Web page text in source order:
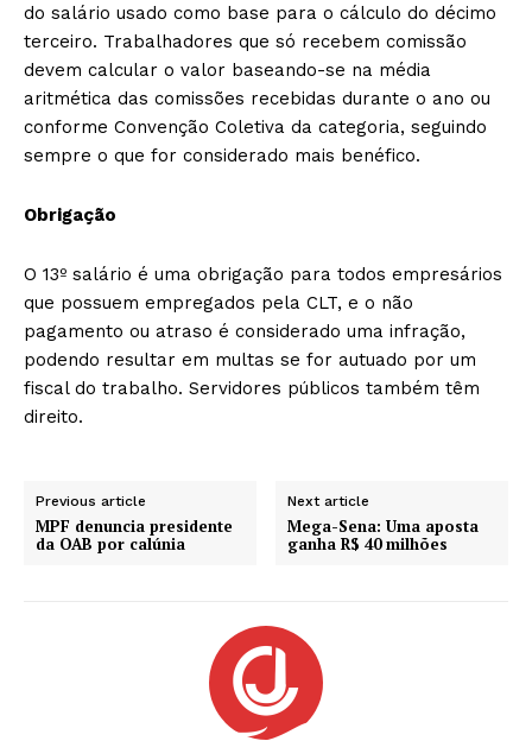
do salário usado como base para o cálculo do décimo
terceiro. Trabalhadores que só recebem comissão
devem calcular o valor baseando-se na média
aritmética das comissões recebidas durante o ano ou
conforme Convenção Coletiva da categoria, seguindo
sempre o que for considerado mais benéfico.
Obrigação
O 13º salário é uma obrigação para todos empresários
que possuem empregados pela CLT, e o não
pagamento ou atraso é considerado uma infração,
podendo resultar em multas se for autuado por um
fiscal do trabalho. Servidores públicos também têm
direito.
Previous article
MPF denuncia presidente
da OAB por calúnia
Next article
Mega-Sena: Uma aposta
ganha R$ 40 milhões